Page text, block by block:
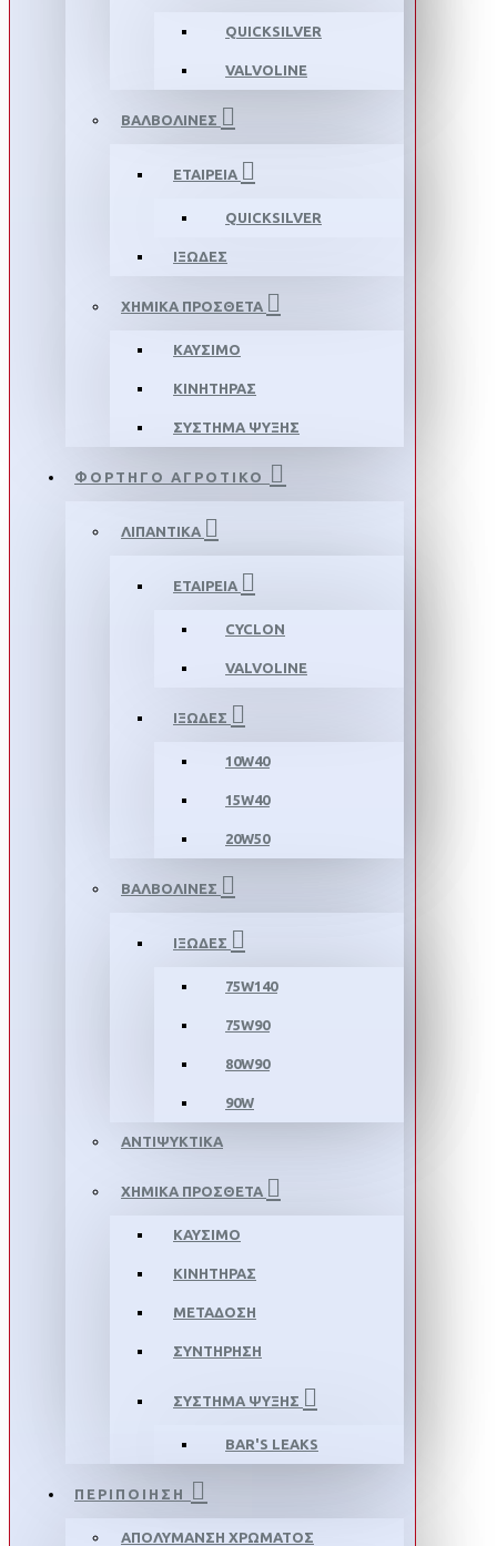
QUICKSILVER
VALVOLINE
ΒΑΛΒΟΛΙΝΕΣ
ΕΤΑΙΡΕΙΑ
QUICKSILVER
ΙΞΩΔΕΣ
ΧΗΜΙΚΑ ΠΡΟΣΘΕΤΑ
ΚΑΥΣΙΜΟ
ΚΙΝΗΤΗΡΑΣ
ΣΥΣΤΗΜΑ ΨΥΞΗΣ
ΦΟΡΤΗΓΟ ΑΓΡΟΤΙΚΟ
ΛΙΠΑΝΤΙΚΑ
ΕΤΑΙΡΕΙΑ
CYCLON
VALVOLINE
ΙΞΩΔΕΣ
10W40
15W40
20W50
ΒΑΛΒΟΛΙΝΕΣ
ΙΞΩΔΕΣ
75W140
75W90
80W90
90W
ΑΝΤΙΨΥΚΤΙΚΑ
ΧΗΜΙΚΑ ΠΡΟΣΘΕΤΑ
ΚΑΥΣΙΜΟ
ΚΙΝΗΤΗΡΑΣ
ΜΕΤΑΔΟΣΗ
ΣΥΝΤΗΡΗΣΗ
ΣΥΣΤΗΜΑ ΨΥΞΗΣ
BAR'S LEAKS
ΠΕΡΙΠΟΙΗΣΗ
ΑΠΟΛΥΜΑΝΣΗ ΧΡΩΜΑΤΟΣ